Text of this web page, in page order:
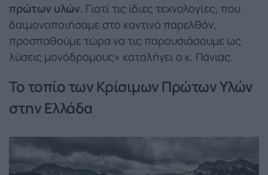
πρώτων υλών. Γιατί τις ίδιες τεχνολογίες, που
δαιμονοποιήσαμε στο κοντινό παρελθόν,
προσπαθούμε τώρα να τις παρουσιάσουμε ως
λύσεις μονόδρομους» καταλήγει ο κ. Πάνιας.
Το τοπίο των Κρίσιμων Πρώτων Υλών
στην Ελλάδα